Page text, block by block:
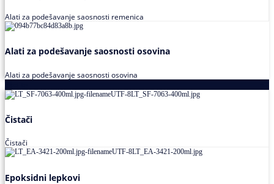
Alati za podešavanje saosnosti remenica
Alati za podešavanje saosnosti osovina
Alati za podešavanje saosnosti osovina
Čistači
Čistači
Epoksidni lepkovi